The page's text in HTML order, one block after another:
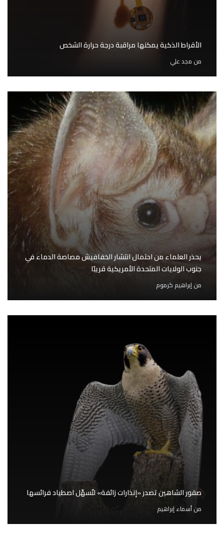
الأقراط الذكية يمكنها مراقبة درجة حرارة الشخص
من مجد علي
يحذر العلماء من احتمال انتشار الخفافيش مصاصة الدماء في
جنوب الولايات المتحدة الأمريكية قريبًا
منإبراهيم كرموم
صقور الشاهين تصدر «إنذارات زائفة» لتُسهِّل اصطياد فرائسها
منأسماء إبراهيم